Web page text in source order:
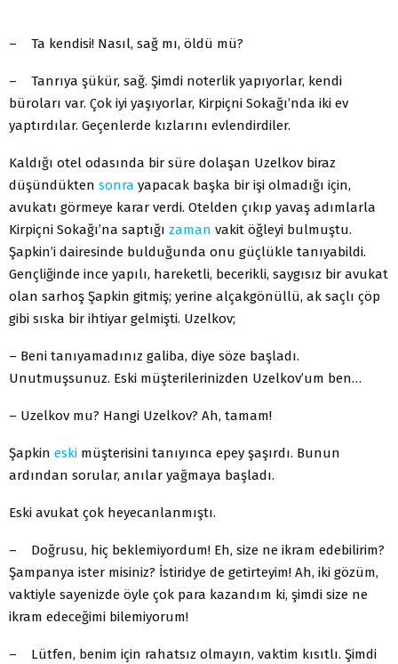
– Ta kendisi! Nasıl, sağ mı, öldü mü?
– Tanrıya şükür, sağ. Şimdi noterlik yapıyorlar, kendi
büroları var. Çok iyi yaşıyorlar, Kirpiçni Sokağı’nda iki ev
yaptırdılar. Geçenlerde kızlarını evlendirdiler.
Kaldığı otel odasında bir süre dolaşan Uzelkov biraz
düşündükten sonra yapacak başka bir işi olmadığı için,
avukatı görmeye karar verdi. Otelden çıkıp yavaş adımlarla
Kirpiçni Sokağı’na saptığı zaman vakit öğleyi bulmuştu.
Şapkin’i dairesinde bulduğunda onu güçlükle tanıyabildi.
Gençliğinde ince yapılı, hareketli, becerikli, saygısız bir avukat
olan sarhoş Şapkin gitmiş; yerine alçakgönüllü, ak saçlı çöp
gibi sıska bir ihtiyar gelmişti. Uzelkov;
– Beni tanıyamadınız galiba, diye söze başladı.
Unutmuşsunuz. Eski müşterilerinizden Uzelkov’um ben…
– Uzelkov mu? Hangi Uzelkov? Ah, tamam!
Şapkin eski müşterisini tanıyınca epey şaşırdı. Bunun
ardından sorular, anılar yağmaya başladı.
Eski avukat çok heyecanlanmıştı.
– Doğrusu, hiç beklemiyordum! Eh, size ne ikram edebilirim?
Şampanya ister misiniz? İstiridye de getirteyim! Ah, iki gözüm,
vaktiyle sayenizde öyle çok para kazandım ki, şimdi size ne
ikram edeceğimi bilemiyorum!
– Lütfen, benim için rahatsız olmayın, vaktim kısıtlı. Şimdi